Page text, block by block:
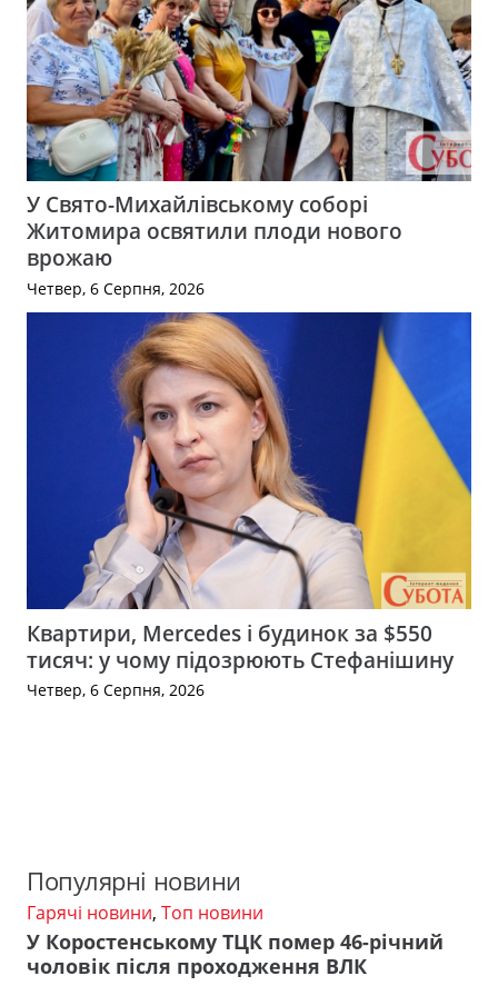
У Свято-Михайлівському соборі
Житомира освятили плоди нового
врожаю
Четвер, 6 Серпня, 2026
Квартири, Mercedes і будинок за $550
тисяч: у чому підозрюють Стефанішину
Четвер, 6 Серпня, 2026
Популярні новини
Гарячі новини, Топ новини
У Коростенському ТЦК помер 46-річний
чоловік після проходження ВЛК